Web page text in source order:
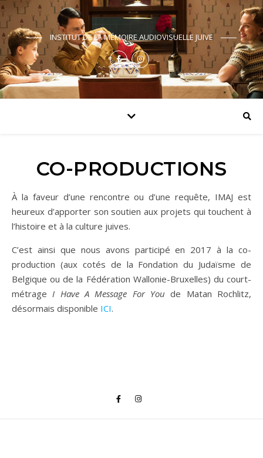
INSTITUT DE LA MÉMOIRE AUDIOVISUELLE JUIVE
CO-PRODUCTIONS
À la faveur d’une rencontre ou d’une requête, IMAJ est
heureux d’apporter son soutien aux projets qui touchent à
l’histoire et à la culture juives.
C’est ainsi que nous avons participé en 2017 à la co-
production (aux cotés de la Fondation du Judaïsme de
Belgique ou de la Fédération Wallonie-Bruxelles) du court-
métrageI Have A Message For You de Matan Rochlitz,
désormais disponible ICI.